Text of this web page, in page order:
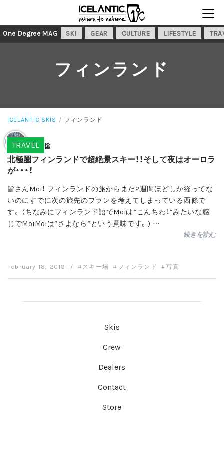
One Degree MAG SKI GEAR CULTURE LIFESTYLE
ICELANTIC SKIS フィンランド
フィンランド
西條 聡
北極圏フィンランドで超絶景スキー！！そして夜はオーロラ
が・・・！
TRAVEL
皆さんMoi！ フィンランドの旅からまだ2週間ほどしか経ってな
いのにすでに次の旅先のプランを考えてしまっている西條で
す。 (ちなみにフィンランド語でMoiは”こんちわ！”みたいな感
じでMoiMoiは”さよなら”という意味です。) …
続きを読む
February 18, 2019 / スキー場 フィンランド 写真
Skis
Crew
Dealers
Contact
Store